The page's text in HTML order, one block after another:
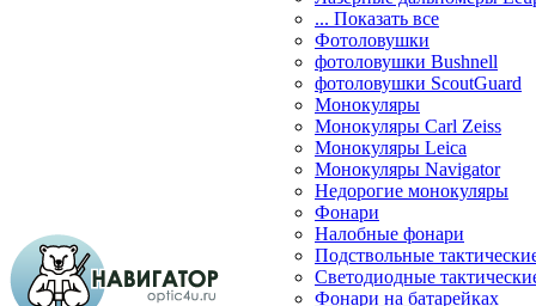
... Показать все
Фотоловушки
фотоловушки Bushnell
фотоловушки ScoutGuard
Монокуляры
Монокуляры Carl Zeiss
Монокуляры Leica
Монокуляры Navigator
Недорогие монокуляры
Фонари
Налобные фонари
Подствольные
Светодиодные
Фонари на батарейках